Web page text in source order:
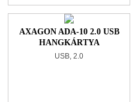
AXAGON ADA-10 2.0 USB
HANGKÁRTYA
USB, 2.0